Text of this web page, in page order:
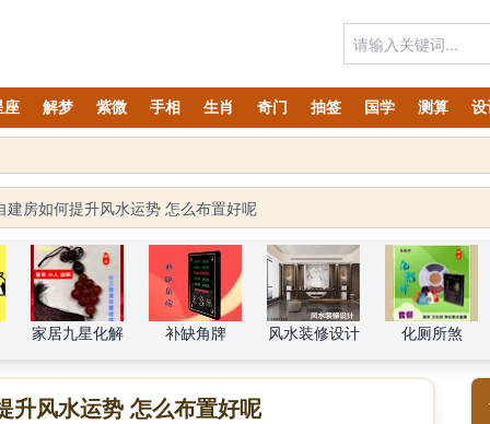
座 解梦 紫微 手相 生肖 奇门 抽签 国学 测算 设
建房如何提升风水运势 怎么布置好呢
家居九星化解 补缺角牌 风水装修设计 化厕所煞
升风水运势 怎么布置好呢